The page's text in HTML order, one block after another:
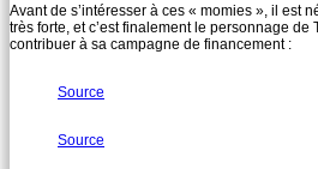
Avant de s’intéresser à ces « momies », il est
très forte, et c’est finalement le personnage
contribuer à sa campagne de financement :
Source
Source